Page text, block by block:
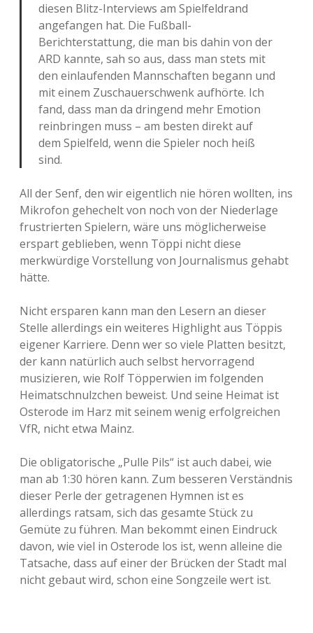
diesen Blitz-Interviews am Spielfeldrand
angefangen hat. Die Fußball-
Berichterstattung, die man bis dahin von der
ARD kannte, sah so aus, dass man stets mit
den einlaufenden Mannschaften begann und
mit einem Zuschauerschwenk aufhörte. Ich
fand, dass man da dringend mehr Emotion
reinbringen muss – am besten direkt auf
dem Spielfeld, wenn die Spieler noch heiß
sind.
All der Senf, den wir eigentlich nie hören wollten, ins
Mikrofon gehechelt von noch von der Niederlage
frustrierten Spielern, wäre uns möglicherweise
erspart geblieben, wenn Töppi nicht diese
merkwürdige Vorstellung von Journalismus gehabt
hätte.
Nicht ersparen kann man den Lesern an dieser
Stelle allerdings ein weiteres Highlight aus Töppis
eigener Karriere. Denn wer so viele Platten besitzt,
der kann natürlich auch selbst hervorragend
musizieren, wie Rolf Töpperwien im folgenden
Heimatschnulzchen beweist. Und seine Heimat ist
Osterode im Harz mit seinem wenig erfolgreichen
VfR, nicht etwa Mainz.
Die obligatorische „Pulle Pils“ ist auch dabei, wie
man ab 1:30 hören kann. Zum besseren Verständnis
dieser Perle der getragenen Hymnen ist es
allerdings ratsam, sich das gesamte Stück zu
Gemüte zu führen. Man bekommt einen Eindruck
davon, wie viel in Osterode los ist, wenn alleine die
Tatsache, dass auf einer der Brücken der Stadt mal
nicht gebaut wird, schon eine Songzeile wert ist.